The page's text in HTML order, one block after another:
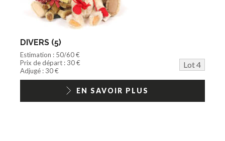
DIVERS (5)
Estimation : 50/60 €
Prix de départ : 30 €
Lot 4
Adjugé : 30 €
EN SAVOIR PLUS